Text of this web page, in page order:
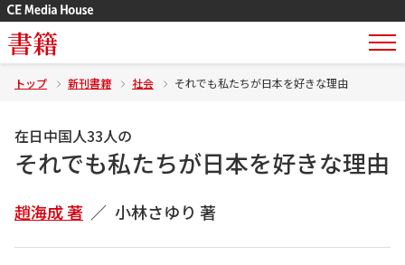
書籍
トップ 新刊書籍 社会 それでも私たちが日本を好きな理由
在日中国人33人の
それでも私たちが日本を好きな理由
趙海成 著 小林さゆり 著